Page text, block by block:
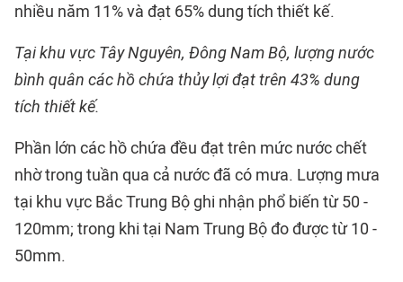
nhiều năm 11% và đạt 65% dung tích thiết kế.
Tại khu vực Tây Nguyên, Đông Nam Bộ, lượng nước
bình quân các hồ chứa thủy lợi đạt trên 43% dung
tích thiết kế.
Phần lớn các hồ chứa đều đạt trên mức nước chết
nhờ trong tuần qua cả nước đã có mưa. Lượng mưa
tại khu vực Bắc Trung Bộ ghi nhận phổ biến từ 50 -
120mm; trong khi tại Nam Trung Bộ đo được từ 10 -
50mm.